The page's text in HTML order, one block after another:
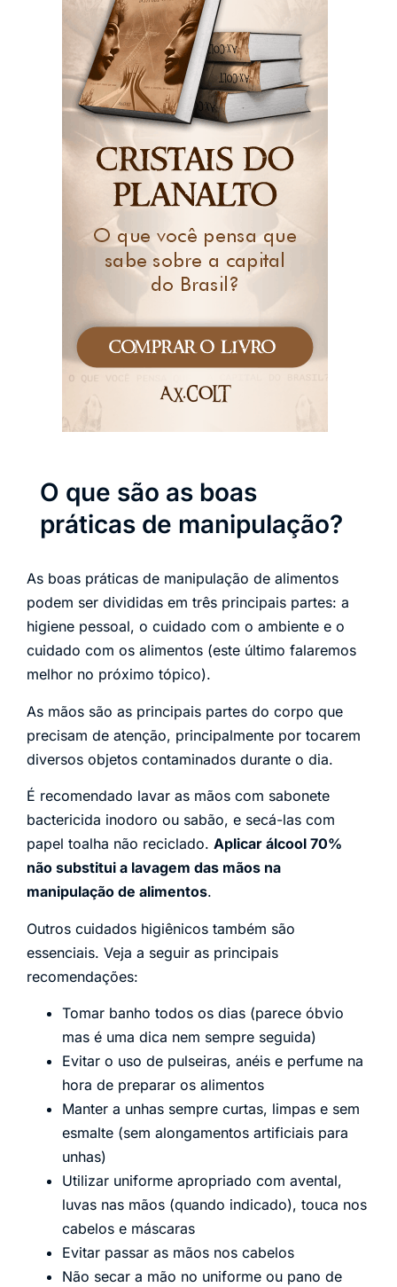
O que são as boas
práticas de manipulação?
As boas práticas de manipulação de alimentos
podem ser divididas em três principais partes: a
higiene pessoal, o cuidado com o ambiente e o
cuidado com os alimentos (este último falaremos
melhor no próximo tópico).
As mãos são as principais partes do corpo que
precisam de atenção, principalmente por tocarem
diversos objetos contaminados durante o dia.
É recomendado lavar as mãos com sabonete
bactericida inodoro ou sabão, e secá-las com
papel toalha não reciclado. Aplicar álcool 70%
não substitui a lavagem das mãos na
manipulação de alimentos.
Outros cuidados higiênicos também são
essenciais. Veja a seguir as principais
recomendações:
Tomar banho todos os dias (parece óbvio
mas é uma dica nem sempre seguida)
Evitar o uso de pulseiras, anéis e perfume na
hora de preparar os alimentos
Manter a unhas sempre curtas, limpas e sem
esmalte (sem alongamentos artificiais para
unhas)
Utilizar uniforme apropriado com avental,
luvas nas mãos (quando indicado), touca nos
cabelos e máscaras
Evitar passar as mãos nos cabelos
Não secar a mão no uniforme ou pano de